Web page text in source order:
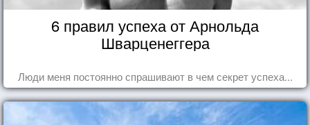
6 правил успеха от Арнольда
Шварценеггера
Люди меня постоянно спрашивают в чем секрет успеха...